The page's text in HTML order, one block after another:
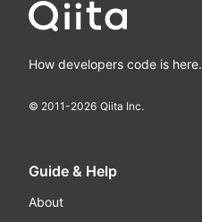
How developers code is here.
© 2011-2026 Qiita Inc.
Guide & Help
About